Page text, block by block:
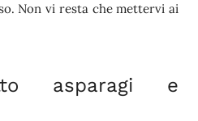
Non vi resta che mettervi ai
asparagi e